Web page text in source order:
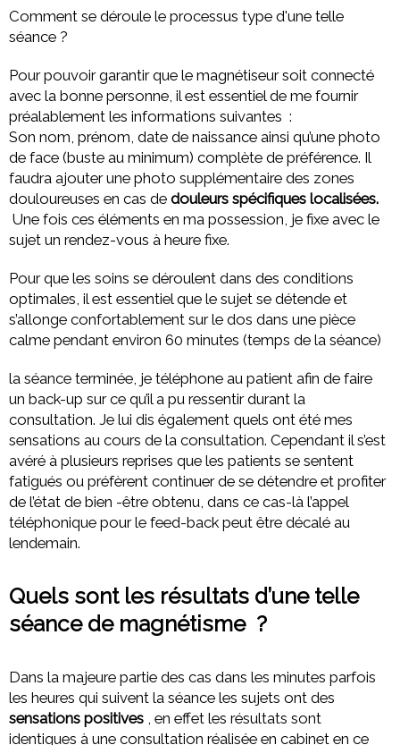
Comment se déroule le processus type d'une telle
séance ?
Pour pouvoir garantir que le magnétiseur soit connecté
avec la bonne personne, il est essentiel de me fournir
préalablement les informations suivantes :
Son nom, prénom, date de naissance ainsi qu’une photo
de face (buste au minimum) complète de préférence. Il
faudra ajouter une photo supplémentaire des zones
douloureuses en cas de douleurs spécifiques localisées.
Une fois ces éléments en ma possession, je fixe avec le
sujet un rendez-vous à heure fixe.
Pour que les soins se déroulent dans des conditions
optimales, il est essentiel que le sujet se détende et
s’allonge confortablement sur le dos dans une pièce
calme pendant environ 60 minutes (temps de la séance)
la séance terminée, je téléphone au patient afin de faire
un back-up sur ce qu’il a pu ressentir durant la
consultation. Je lui dis également quels ont été mes
sensations au cours de la consultation. Cependant il s’est
avéré à plusieurs reprises que les patients se sentent
fatigués ou préfèrent continuer de se détendre et profiter
de l’état de bien -être obtenu, dans ce cas-là l’appel
téléphonique pour le feed-back peut être décalé au
lendemain.
Quels sont les résultats d’une telle
séance de magnétisme ?
Dans la majeure partie des cas dans les minutes parfois
les heures qui suivent la séance les sujets ont des
sensations positives , en effet les résultats sont
identiques à une consultation réalisée en cabinet en ce